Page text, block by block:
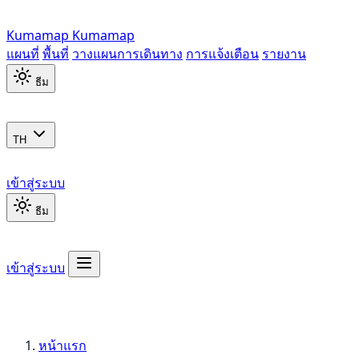
Kumamap Kumamap
แผนที่ พื้นที่ วางแผนการเดินทาง การแจ้งเตือน รายงาน
ธีม
TH
เข้าสู่ระบบ
ธีม
เข้าสู่ระบบ
หน้าแรก